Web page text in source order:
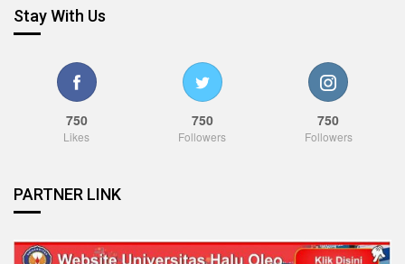
Stay With Us
750
Likes
750
Followers
750
Followers
PARTNER LINK